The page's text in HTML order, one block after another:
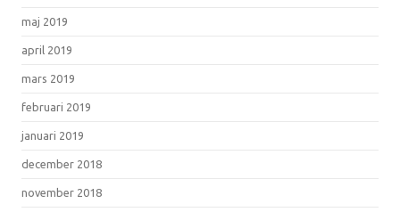
maj 2019
april 2019
mars 2019
februari 2019
januari 2019
december 2018
november 2018